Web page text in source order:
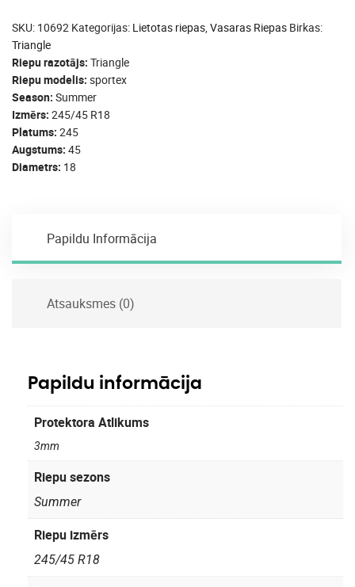
SKU: 10692 Kategorijas: Lietotas riepas, Vasaras Riepas Birkas:
Triangle
Riepu razotājs Triangle
Riepu modelis sportex
Season Summer
Izmērs 245/45 R18
Platums 245
Augstums 45
Diametrs 18
Papildu Informācija
Atsauksmes (0)
Papildu informācija
Protektora Atlikums
3mm
Riepu sezons
Summer
Riepu izmērs
245/45 R18